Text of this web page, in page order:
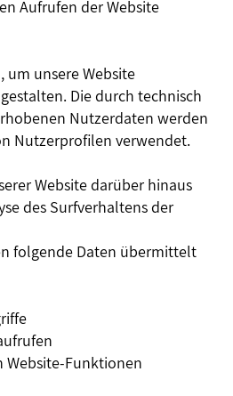
Aufrufen der Website
um unsere Website
Die durch technisch
Nutzerdaten werden
Nutzerprofilen verwendet.
Website darüber hinaus
des Surfverhaltens der
folgende Daten übermittelt
Website-Funktionen